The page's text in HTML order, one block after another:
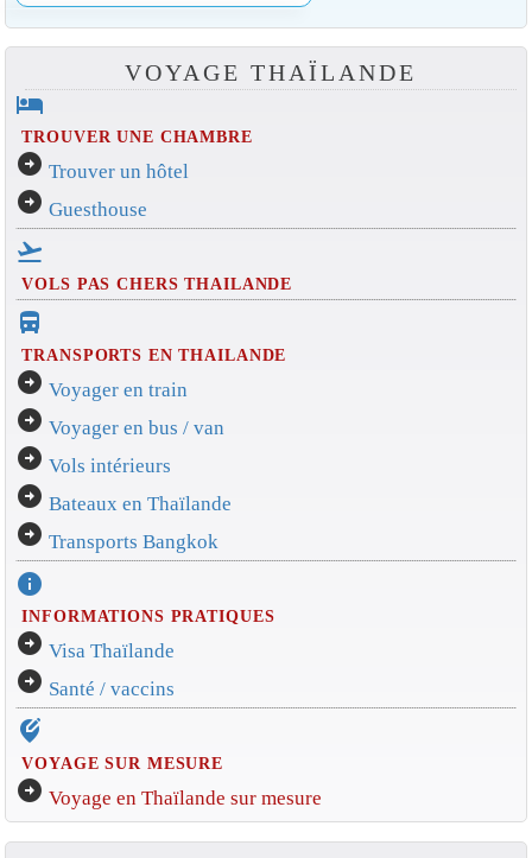
VOYAGE THAÏLANDE
hotel
TROUVER UNE CHAMBRE
arrow_circle_right Trouver un hôtel
arrow_circle_right Guesthouse
flight_takeoff
VOLS PAS CHERS THAILANDE
directions_bus_filled
TRANSPORTS EN THAILANDE
arrow_circle_right Voyager en train
arrow_circle_right Voyager en bus / van
arrow_circle_right Vols intérieurs
arrow_circle_right Bateaux en Thaïlande
arrow_circle_right Transports Bangkok
info
INFORMATIONS PRATIQUES
arrow_circle_right Visa Thaïlande
arrow_circle_right Santé / vaccins
edit_location_alt
VOYAGE SUR MESURE
arrow_circle_right Voyage en Thaïlande sur mesure